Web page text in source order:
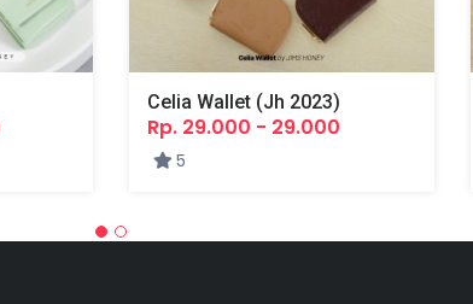
Celia Wallet (jh 2023)
Rp. 29.000 - 29.000
5